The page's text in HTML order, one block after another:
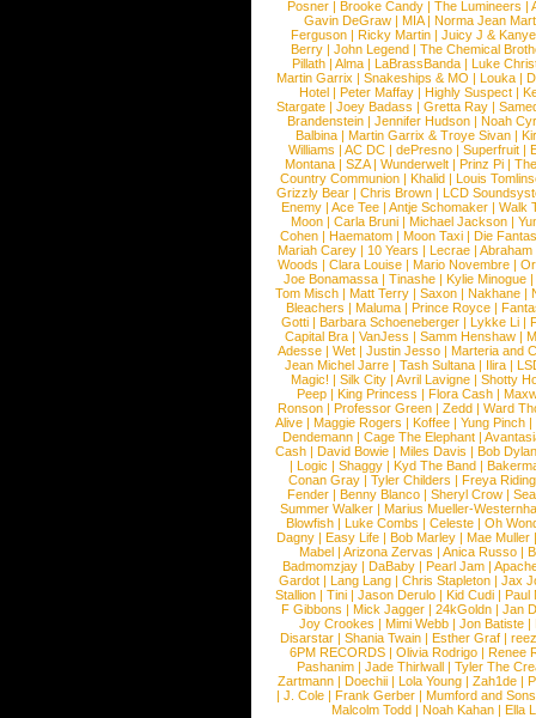
Posner |Brooke Candy |The Lumineers |
Gavin DeGraw | MIA| Norma Jean
Ferguson | Ricky Martin | Juicy J &
Berry | John Legend | The Chemical
Pillath |Alma |LaBrassBanda |Luke
Martin Garrix | Snakeships & MO | Louka |
Hotel | Peter Maffay | Highly Suspect |
Stargate |Joey Badass |Gretta Ray |
Brandenstein |Jennifer Hudson |Noah
Balbina | Martin Garrix & Troye Sivan |
Williams |AC DC |dePresno |Superfruit |
Montana |SZA|Wunderwelt |Prinz Pi |
Country Communion | Khalid | Louis
Grizzly Bear | Chris Brown | LCD
Enemy | Ace Tee | Antje Schomaker | Walk
Moon |Carla Bruni |Michael Jackson |
Cohen |Haematom |Moon Taxi |Die
Mariah Carey | 10 Years | Lecrae | Abraham
Woods |Clara Louise |Mario Novembre |
Joe Bonamassa | Tinashe | Kylie Minogue |
Tom Misch |Matt Terry |Saxon |Nakhane |
Bleachers | Maluma | Prince Royce |
Gotti |Barbara Schoeneberger |Lykke Li |
Capital Bra |VanJess |Samm Henshaw |
Adesse |Wet |Justin Jesso |Marteria and
Jean Michel Jarre |Tash Sultana | Ilira |
Magic! | Silk City | Avril Lavigne | Shotty
Peep |King Princess |Flora Cash |
Ronson |Professor Green |Zedd |Ward
Alive |Maggie Rogers |Koffee |Yung Pinch |
Dendemann |Cage The Elephant |
Cash | David Bowie | Miles Davis | Bob Dylan
|Logic |Shaggy |Kyd The Band |
Conan Gray |Tyler Childers |Freya
Fender |Benny Blanco |Sheryl Crow |
Summer Walker |Marius Mueller-
Blowfish | Luke Combs | Celeste | Oh
Dagny |Easy Life |Bob Marley |Mae Muller
Mabel |Arizona Zervas |Anica Russo |
Badmomzjay |DaBaby |Pearl Jam |
Gardot | Lang Lang | Chris Stapleton | Jax
Stallion |Tini |Jason Derulo |Kid Cudi |Paul
F Gibbons | Mick Jagger | 24kGoldn | Jan
Joy Crookes | Mimi Webb | Jon Batiste |
Disarstar | Shania Twain | Esther Graf |
6PM RECORDS | Olivia Rodrigo | Renee
Pashanim |Jade Thirlwall |Tyler The
Zartmann | Doechii | Lola Young | Zah1de |
| J. Cole | Frank Gerber | Mumford and Sons
Malcolm Todd | Noah Kahan | Ella